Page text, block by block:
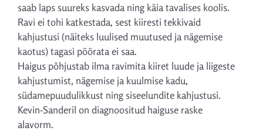
saab laps suureks kasvada ning käia tavalises koolis.
Ravi ei tohi katkestada, sest kiiresti tekkivaid
kahjustusi (näiteks luulised muutused ja nägemise
kaotus) tagasi pöörata ei saa.
Haigus põhjustab ilma ravimita kiiret luude ja liigeste
kahjustumist, nägemise ja kuulmise kadu,
südamepuudulikkust ning siseelundite kahjustusi.
Kevin-Sanderil on diagnoositud haiguse raske
alavorm.